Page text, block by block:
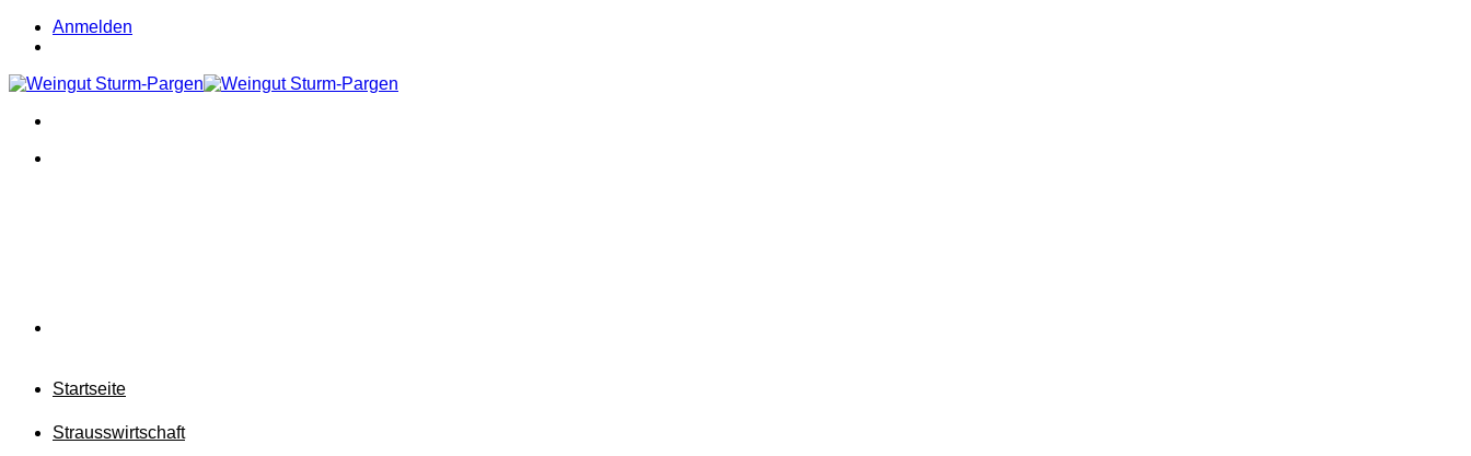
Zum
Inhalt
Anmelden
Startseite
Strausswirtschaft